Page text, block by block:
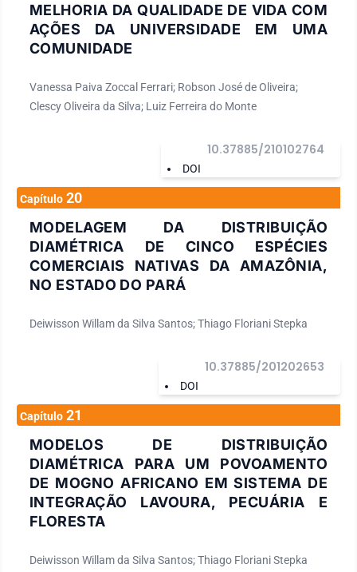
MELHORIA DA QUALIDADE DE VIDA COM
AÇÕES DA UNIVERSIDADE EM UMA
COMUNIDADE
Vanessa Paiva Zoccal Ferrari; Robson José de Oliveira;
Clescy Oliveira da Silva; Luiz Ferreira do Monte
DOI
10.37885/210102764
Capítulo 20
MODELAGEM DA DISTRIBUIÇÃO
DIAMÉTRICA DE CINCO ESPÉCIES
COMERCIAIS NATIVAS DA AMAZÔNIA,
NO ESTADO DO PARÁ
Deiwisson Willam da Silva Santos; Thiago Floriani Stepka
DOI
10.37885/201202653
Capítulo 21
MODELOS DE DISTRIBUIÇÃO
DIAMÉTRICA PARA UM POVOAMENTO
DE MOGNO AFRICANO EM SISTEMA DE
INTEGRAÇÃO LAVOURA, PECUÁRIA E
FLORESTA
Deiwisson Willam da Silva Santos; Thiago Floriani Stepka